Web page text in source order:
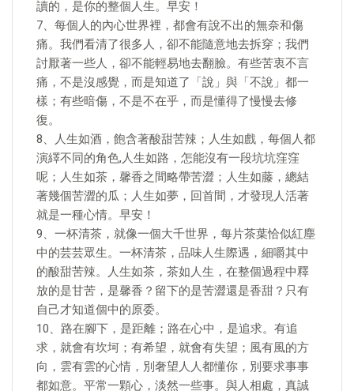
讀的，是你的整個人生。早安！
7、每個人的內心世界裡，都會有說不出的無奈和傷
痛。我們看清了很多人，卻不能隨意地去拆穿；我們
討厭著一些人，卻不能輕易地去翻臉。有些苦衷不言
痛，不是沒感覺，而是知道了「說」與「不說」都一
樣；有些暗傷，不是不在乎，而是懂得了慢慢去修
復。
8、人生如酒，飽含著酸甜苦辣；人生如戲，每個人都
演繹不同的角色,人生如路，怎能沒有一段坑坑窪窪
呢；人生如茶，馨香之間略帶苦澀；人生如藤，總結
著幾個苦澀的瓜；人生如夢，回首間，才發現人活著
就是一種心情。早安！
9、一杯清茶，就像一個大千世界，每片茶葉恰似紅塵
中的芸芸眾生。一杯清茶，品味人生際遇，細嚼其中
的酸甜苦辣。人生如茶，茶如人生，在整個過程中釋
放的是甘苦，是馨香？留下的是苦澀還是香甜？只有
自己才知道個中的原委。
10、路在腳下，是距離；路在心中，是追求。有追
求，就會有坎坷；有希望，就會有失望；風有風的方
向，雲有雲的心情，別奢望人人都懂你，別要求事事
都如意。平常一顆心，淡然一些事。與人相處，真誠